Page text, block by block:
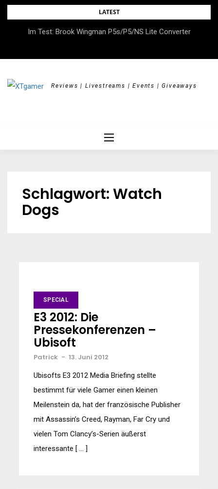
Skip
LATEST
Im Test: Brook Wingman P5s/P5/NS Lite Converter
DOK.fest München 2026 – Empowered, HerStory, Beyond
Reviews | Livestreams | Events | Giveaways
Schlagwort:Watch
Dogs
SPECIAL
E3 2012: Die
Pressekonferenzen –
Ubisoft
Patrick - 13. Juni 2012
Ubisofts E3 2012 Media Briefing stellte
bestimmt für viele Gamer einen kleinen
Meilenstein da, hat der französische Publisher
mit Assassin’s Creed, Rayman, Far Cry und
vielen Tom Clancy’s-Serien äußerst
interessante [ … ]